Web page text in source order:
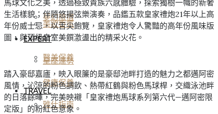
美妝香氛
醫美保養
TRAVEL
夢幻旅宿
EXPERT
星座運勢
健康保養
雅仕指南
馬球文化之美，透過極致貴族六感體驗，探索獨樹一幟的新奢
生活樣貌；伴隨悠揚弦樂演奏，品鑑五款皇家禮炮21年以上高
年份威士忌，以舌尖飽覽，皇家禮炮令人驚豔的高年份風味版
圖，與頂級皇室美饌激盪出的精采火花。
踏入豪邸嘉廬，映入眼簾的是豪邸池畔打造的魅力之都邁阿密
風情，沁涼的粉色調飲、熱帶紅鶴與粉色馬球桿，交織泳池畔
的日落餘暉，完美映襯「皇家禮炮馬球系列第六代—邁阿密限
定版」的粉紅色意象。